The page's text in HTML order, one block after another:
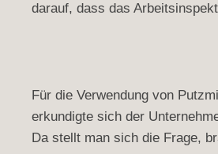
darauf, dass das
Für die Verwendung von
erkundigte sich der
Da stellt man sich die Frage,